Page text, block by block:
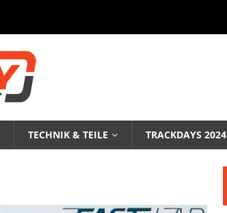
TECHNIK & TEILE TRACKDAYS 2024